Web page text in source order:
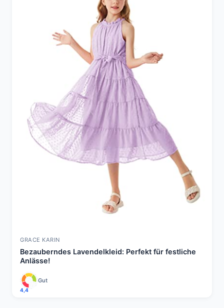
GRACE KARIN
Bezauberndes Lavendelkleid: Perfekt für festliche
Anlässe!
4,4
Gut